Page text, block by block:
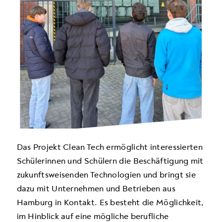
Das Projekt Clean Tech ermöglicht interessierten
Schülerinnen und Schülern die Beschäftigung mit
zukunftsweisenden Technologien und bringt sie
dazu mit Unternehmen und Betrieben aus
Hamburg in Kontakt. Es besteht die Möglichkeit,
im Hinblick auf eine mögliche berufliche